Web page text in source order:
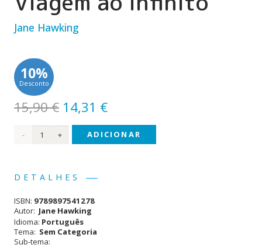
Jane Hawking
10%
Desconto
15,90€ O
preço
original
15,90 €.
14,31 €O
preço
atual
Quantidade
Infinito
ADICIONAR
DETALHES
ISBN: 9789897541278
Autor: Jane Hawking
Idioma: Português
Tema: Sem Categoria
Sub-tema: